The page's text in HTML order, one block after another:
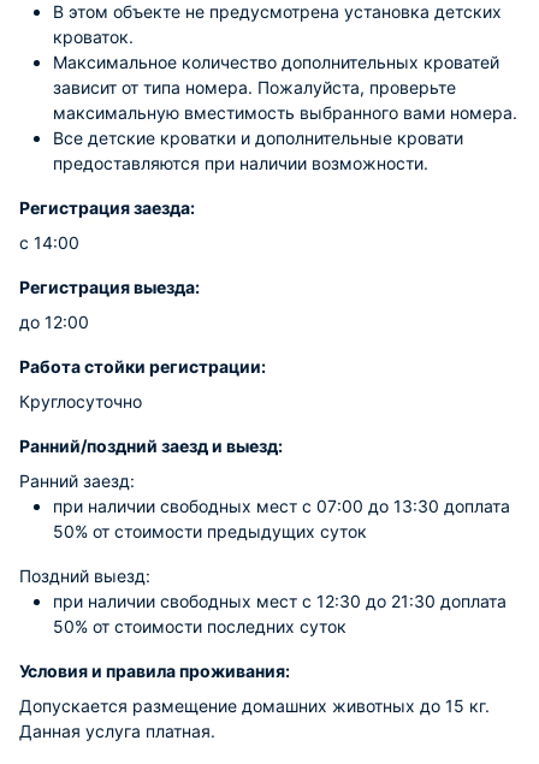
В этом объекте не предусмотрена установка детских
кроваток.
Максимальное количество дополнительных кроватей
зависит от типа номера. Пожалуйста, проверьте
максимальную вместимость выбранного вами номера.
Все детские кроватки и дополнительные кровати
предоставляются при наличии возможности.
Регистрация заезда:
с 14:00
Регистрация выезда:
до 12:00
Работа стойки регистрации:
Круглосуточно
Ранний/поздний заезд и выезд:
Ранний заезд:
при наличии свободных мест c 07:00 до 13:30 доплата
50% от стоимости предыдущих суток
Поздний выезд:
при наличии свободных мест c 12:30 до 21:30 доплата
50% от стоимости последних суток
Условия и правила проживания:
Допускается размещение домашних животных до 15 кг.
Данная услуга платная.